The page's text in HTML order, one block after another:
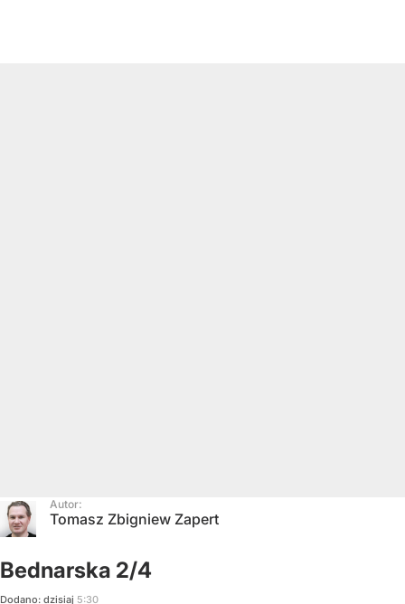
Autor:
Tomasz Zbigniew Zapert
Bednarska 2/4
Dodano: dzisiaj 5:30